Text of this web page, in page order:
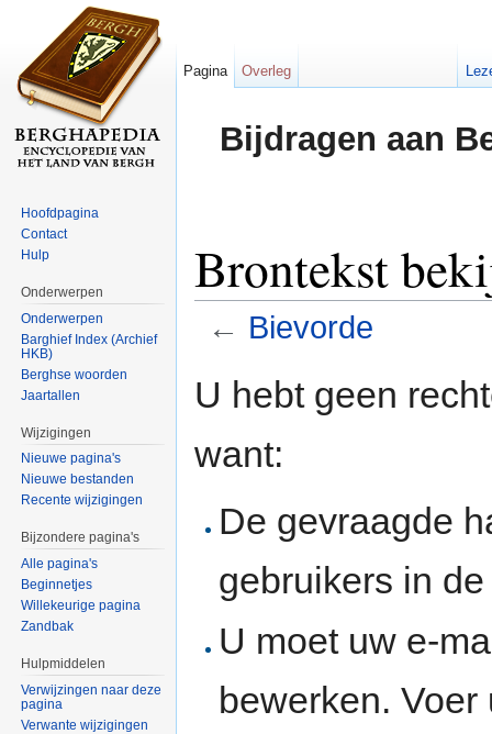
Bijdragen aan
Brontekst
← Bievorde
U hebt geen
want:
De gevraagde
gebruikers in
U moet uw e-
bewerken.
Pagina Overleg
Hoofdpagina
Contact
Hulp
Onderwerpen
Onderwerpen
Barghief Index (Archief
HKB)
Berghse woorden
Jaartallen
Wijzigingen
Nieuwe pagina's
Nieuwe bestanden
Recente wijzigingen
Bijzondere pagina's
Alle pagina's
Beginnetjes
Willekeurige pagina
Zandbak
Hulpmiddelen
Verwijzingen naar deze
pagina
Verwante wijzigingen